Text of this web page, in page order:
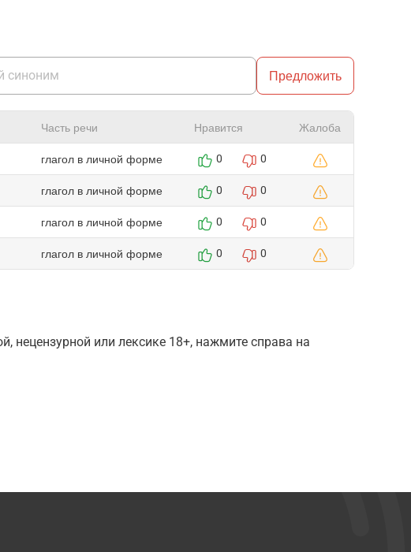
Предложить
Часть речи Нравится Жалоба
глагол в личной форме 0 0
глагол в личной форме 0 0
глагол в личной форме 0 0
глагол в личной форме 0 0
нецензурной или лексике 18+, нажмите справа на